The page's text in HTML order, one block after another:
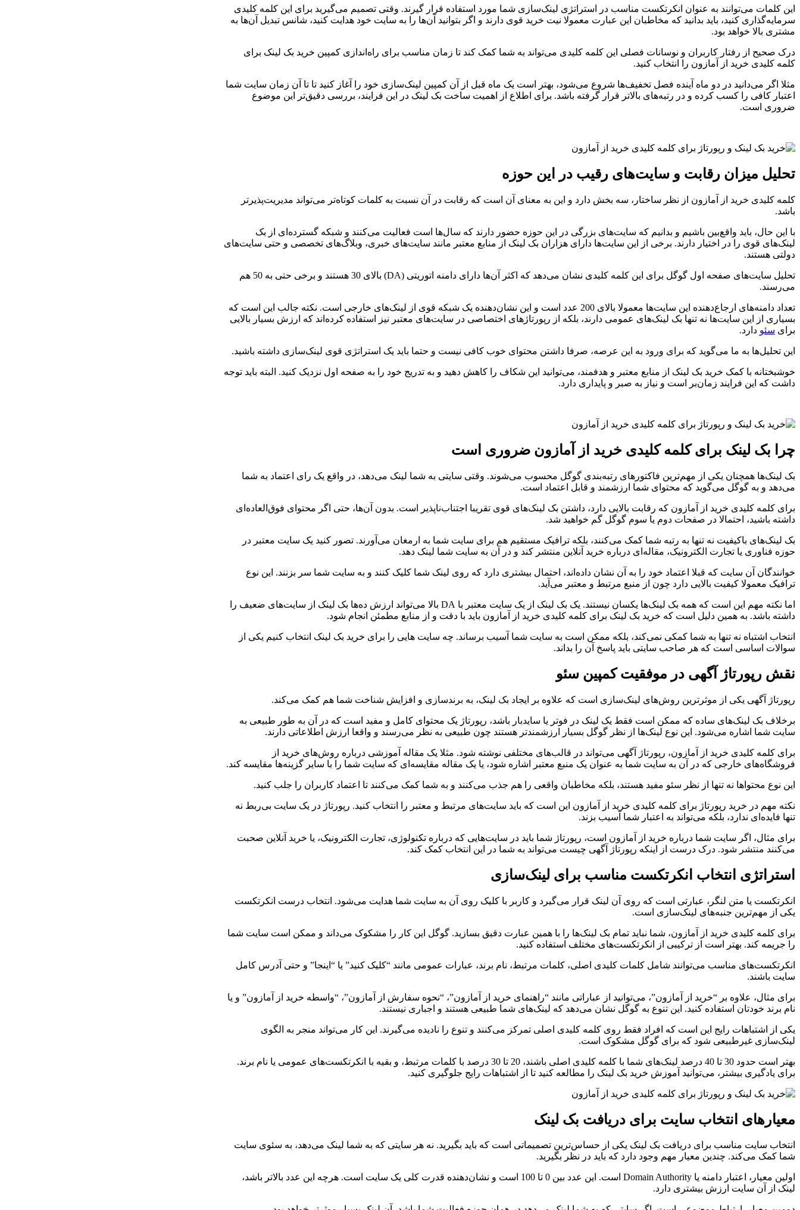
این کلمات می‌توانند به عنوان انکرتکست مناسب در استراتژی لینک‌سازی شما مورد استفاده قرار گیرند. وقتی تصمیم می‌گیرید برای این کلمه کلیدی
سرمایه‌گذاری کنید، باید بدانید که مخاطبان این عبارت معمولا نیت خرید قوی دارند و اگر بتوانید آن‌ها را به سایت خود هدایت کنید، شانس تبدیل آن‌ها به
مشتری بالا خواهد بود.
درک صحیح از رفتار کاربران و نوسانات فصلی این کلمه کلیدی می‌تواند به شما کمک کند تا زمان مناسب برای راه‌اندازی کمپین خرید بک لینک برای
کلمه کلیدی خرید از آمازون را انتخاب کنید.
مثلا اگر می‌دانید در دو ماه آینده فصل تخفیف‌ها شروع می‌شود، بهتر است یک ماه قبل از آن کمپین لینک‌سازی خود را آغاز کنید تا تا آن زمان سایت شما
اعتبار کافی را کسب کرده و در رتبه‌های بالاتر قرار گرفته باشد. برای اطلاع از اهمیت ساخت بک لینک در این فرایند، بررسی دقیق‌تر این موضوع
ضروری است.
تحلیل میزان رقابت و سایت‌های رقیب در این حوزه
کلمه کلیدی خرید از آمازون از نظر ساختار، سه بخش دارد و این به معنای آن است که رقابت در آن نسبت به کلمات کوتاه‌تر می‌تواند مدیریت‌پذیرتر
باشد.
با این حال، باید واقع‌بین باشیم و بدانیم که سایت‌های بزرگی در این حوزه حضور دارند که سال‌ها است فعالیت می‌کنند و شبکه گسترده‌ای از بک
لینک‌های قوی را در اختیار دارند. برخی از این سایت‌ها دارای هزاران بک لینک از منابع معتبر مانند سایت‌های خبری، وبلاگ‌های تخصصی و حتی سایت‌های
دولتی هستند.
تحلیل سایت‌های صفحه اول گوگل برای این کلمه کلیدی نشان می‌دهد که اکثر آن‌ها دارای دامنه اتوریتی (DA) بالای 30 هستند و برخی حتی به 50 هم
می‌رسند.
تعداد دامنه‌های ارجاع‌دهنده این سایت‌ها معمولا بالای 200 عدد است و این نشان‌دهنده یک شبکه قوی از لینک‌های خارجی است. نکته جالب این است که
بسیاری از این سایت‌ها نه تنها بک لینک‌های عمومی دارند، بلکه از رپورتاژهای اختصاصی در سایت‌های معتبر نیز استفاده کرده‌اند که ارزش بسیار بالایی
برای سئو دارد.
این تحلیل‌ها به ما می‌گوید که برای ورود به این عرصه، صرفا داشتن محتوای خوب کافی نیست و حتما باید یک استراتژی قوی لینک‌سازی داشته باشید.
خوشبختانه با کمک خرید بک لینک از منابع معتبر و هدفمند، می‌توانید این شکاف را کاهش دهید و به تدریج خود را به صفحه اول نزدیک کنید. البته باید توجه
داشت که این فرایند زمان‌بر است و نیاز به صبر و پایداری دارد.
چرا بک لینک برای کلمه کلیدی خرید از آمازون ضروری است
بک لینک‌ها همچنان یکی از مهم‌ترین فاکتورهای رتبه‌بندی گوگل محسوب می‌شوند. وقتی سایتی به شما لینک می‌دهد، در واقع یک رای اعتماد به شما
می‌دهد و به گوگل می‌گوید که محتوای شما ارزشمند و قابل اعتماد است.
برای کلمه کلیدی خرید از آمازون که رقابت بالایی دارد، داشتن بک لینک‌های قوی تقریبا اجتناب‌ناپذیر است. بدون آن‌ها، حتی اگر محتوای فوق‌العاده‌ای
داشته باشید، احتمالا در صفحات دوم یا سوم گوگل گم خواهید شد.
بک لینک‌های باکیفیت نه تنها به رتبه شما کمک می‌کنند، بلکه ترافیک مستقیم هم برای سایت شما به ارمغان می‌آورند. تصور کنید یک سایت معتبر در
حوزه فناوری یا تجارت الکترونیک، مقاله‌ای درباره خرید آنلاین منتشر کند و در آن به سایت شما لینک دهد.
خوانندگان آن سایت که قبلا اعتماد خود را به آن نشان داده‌اند، احتمال بیشتری دارد که روی لینک شما کلیک کنند و به سایت شما سر بزنند. این نوع
ترافیک معمولا کیفیت بالایی دارد چون از منبع مرتبط و معتبر می‌آید.
اما نکته مهم این است که همه بک لینک‌ها یکسان نیستند. یک بک لینک از یک سایت معتبر با DA بالا می‌تواند ارزش ده‌ها بک لینک از سایت‌های ضعیف را
داشته باشد. به همین دلیل است که خرید بک لینک برای کلمه کلیدی خرید از آمازون باید با دقت و از منابع مطمئن انجام شود.
انتخاب اشتباه نه تنها به شما کمکی نمی‌کند، بلکه ممکن است به سایت شما آسیب برساند. چه سایت هایی را برای خرید بک لینک انتخاب کنیم یکی از
سوالات اساسی است که هر صاحب سایتی باید پاسخ آن را بداند.
نقش رپورتاژ آگهی در موفقیت کمپین سئو
رپورتاژ آگهی یکی از موثرترین روش‌های لینک‌سازی است که علاوه بر ایجاد بک لینک، به برندسازی و افزایش شناخت شما هم کمک می‌کند.
برخلاف بک لینک‌های ساده که ممکن است فقط یک لینک در فوتر یا سایدبار باشد، رپورتاژ یک محتوای کامل و مفید است که در آن به طور طبیعی به
سایت شما اشاره می‌شود. این نوع لینک‌ها از نظر گوگل بسیار ارزشمندتر هستند چون طبیعی به نظر می‌رسند و واقعا ارزش اطلاعاتی دارند.
برای کلمه کلیدی خرید از آمازون، رپورتاژ آگهی می‌تواند در قالب‌های مختلفی نوشته شود. مثلا یک مقاله آموزشی درباره روش‌های خرید از
فروشگاه‌های خارجی که در آن به سایت شما به عنوان یک منبع معتبر اشاره شود، یا یک مقاله مقایسه‌ای که سایت شما را با سایر گزینه‌ها مقایسه کند.
این نوع محتواها نه تنها از نظر سئو مفید هستند، بلکه مخاطبان واقعی را هم جذب می‌کنند و به شما کمک می‌کنند تا اعتماد کاربران را جلب کنید.
نکته مهم در خرید رپورتاژ برای کلمه کلیدی خرید از آمازون این است که باید سایت‌های مرتبط و معتبر را انتخاب کنید. رپورتاژ در یک سایت بی‌ربط نه
تنها فایده‌ای ندارد، بلکه می‌تواند به اعتبار شما آسیب بزند.
برای مثال، اگر سایت شما درباره خرید از آمازون است، رپورتاژ شما باید در سایت‌هایی که درباره تکنولوژی، تجارت الکترونیک، یا خرید آنلاین صحبت
می‌کنند منتشر شود. درک درست از اینکه رپورتاژ آگهی چیست می‌تواند به شما در این انتخاب کمک کند.
استراتژی انتخاب انکرتکست مناسب برای لینک‌سازی
انکرتکست یا متن لنگر، عبارتی است که روی آن لینک قرار می‌گیرد و کاربر با کلیک روی آن به سایت شما هدایت می‌شود. انتخاب درست انکرتکست
یکی از مهم‌ترین جنبه‌های لینک‌سازی است.
برای کلمه کلیدی خرید از آمازون، شما نباید تمام بک لینک‌ها را با همین عبارت دقیق بسازید. گوگل این کار را مشکوک می‌داند و ممکن است سایت شما
را جریمه کند. بهتر است از ترکیبی از انکرتکست‌های مختلف استفاده کنید.
انکرتکست‌های مناسب می‌توانند شامل کلمات کلیدی اصلی، کلمات مرتبط، نام برند، عبارات عمومی مانند “کلیک کنید” یا “اینجا” و حتی آدرس کامل
سایت باشند.
برای مثال، علاوه بر “خرید از آمازون”، می‌توانید از عباراتی مانند “راهنمای خرید از آمازون”، “نحوه سفارش از آمازون”، “واسطه خرید از آمازون” و یا
نام برند خودتان استفاده کنید. این تنوع به گوگل نشان می‌دهد که لینک‌های شما طبیعی هستند و اجباری نیستند.
یکی از اشتباهات رایج این است که افراد فقط روی کلمه کلیدی اصلی تمرکز می‌کنند و تنوع را نادیده می‌گیرند. این کار می‌تواند منجر به الگوی
لینک‌سازی غیرطبیعی شود که برای گوگل مشکوک است.
بهتر است حدود 30 تا 40 درصد لینک‌های شما با کلمه کلیدی اصلی باشند، 20 تا 30 درصد با کلمات مرتبط، و بقیه با انکرتکست‌های عمومی یا نام برند.
برای یادگیری بیشتر، می‌توانید آموزش خرید بک لینک را مطالعه کنید تا از اشتباهات رایج جلوگیری کنید.
معیارهای انتخاب سایت برای دریافت بک لینک
انتخاب سایت مناسب برای دریافت بک لینک یکی از حساس‌ترین تصمیماتی است که باید بگیرید. نه هر سایتی که به شما لینک می‌دهد، به سئوی سایت
شما کمک می‌کند. چندین معیار مهم وجود دارد که باید در نظر بگیرید.
اولین معیار، اعتبار دامنه یا Domain Authority است. این عدد بین 0 تا 100 است و نشان‌دهنده قدرت کلی یک سایت است. هرچه این عدد بالاتر باشد،
لینک از آن سایت ارزش بیشتری دارد.